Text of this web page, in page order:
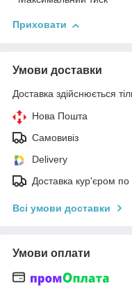
Приховати
Умови доставки
Доставка здійснюється
Нова Пошта
Самовивіз
Delivery
Доставка кур'єром по
Всі умови доставки
Умови оплати